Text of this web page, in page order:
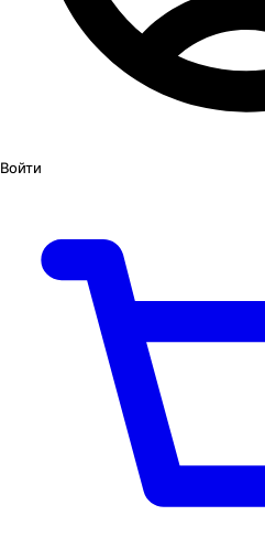
Войти